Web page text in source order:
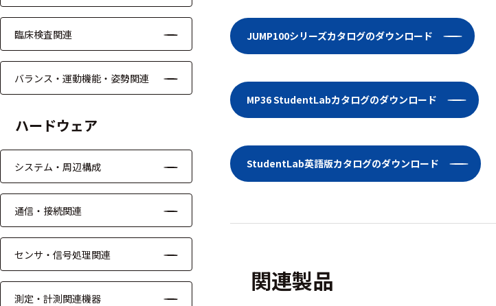
選
し
件
を
リ
ア
る
698
製
を
表
る
臨床検査関連
バランス・運動機能・姿勢関連
ハードウェア
システム・周辺構成
通信・接続関連
センサ・信号処理関連
測定・計測関連機器
JUMP100シリーズカタログのダウンロード
MP36 StudentLabカタログのダウンロード
StudentLab英語版カタログのダウンロード
関連製品